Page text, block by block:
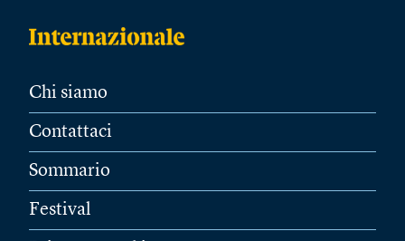
Chi siamo
Contattaci
Sommario
Festival